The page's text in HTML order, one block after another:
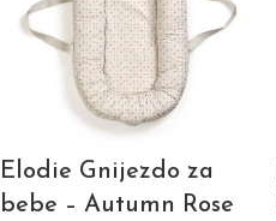
Elodie Gnijezdo za
bebe – Autumn Rose